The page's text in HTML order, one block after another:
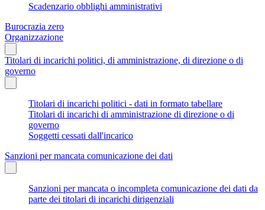
Scadenzario obblighi amministrativi
Burocrazia zero
Organizzazione
Titolari di incarichi politici, di amministrazione, di direzione o di
governo
Titolari di incarichi politici - dati in formato tabellare
Titolari di incarichi di amministrazione di direzione o di
governo
Soggetti cessati dall'incarico
Sanzioni per mancata comunicazione dei dati
Sanzioni per mancata o incompleta comunicazione dei dati da
parte dei titolari di incarichi dirigenziali